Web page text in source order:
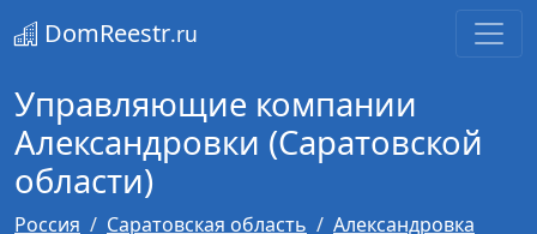
DomReestr.ru
Управляющие компании
Александровки (Саратовской
области)
Россия Саратовская область
Александровка